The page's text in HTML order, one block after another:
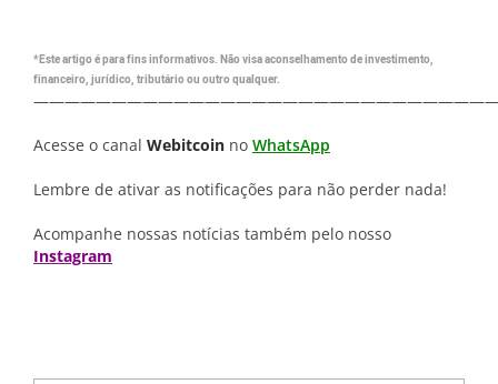
*Este artigo é para fins informativos. Não visa aconselhamento de investimento,
financeiro, jurídico, tributário ou outro qualquer.
Acesse o canal Webitcoin no WhatsApp
Lembre de ativar as notificações para não perder nada!
Acompanhe nossas notícias também pelo nosso
Instagram